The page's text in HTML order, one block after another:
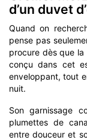
d’un duvet
Quand on
pense pas
procure dès que la
conçu dans cet
enveloppant, tout
nuit.
Son garnissage
plumettes de
entre douceur et